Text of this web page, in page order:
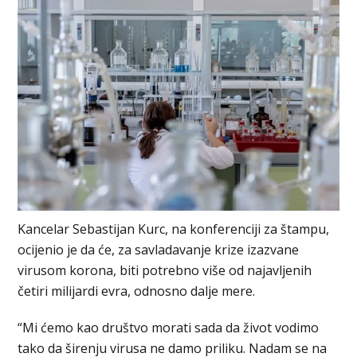
Kancelar Sebastijan Kurc, na konferenciji za štampu,
ocijenio je da će, za savladavanje krize izazvane
virusom korona, biti potrebno više od najavljenih
četiri milijardi evra, odnosno dalje mere.
“Mi ćemo kao društvo morati sada da život vodimo
tako da širenju virusa ne damo priliku. Nadam se na